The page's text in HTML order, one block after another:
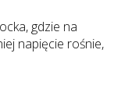
gdzie na
napięcie rośnie,